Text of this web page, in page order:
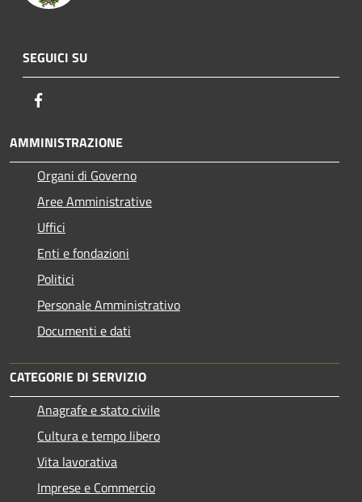
SEGUICI SU
AMMINISTRAZIONE
Organi di Governo
Aree Amministrative
Uffici
Enti e fondazioni
Politici
Personale Amministrativo
Documenti e dati
CATEGORIE DI SERVIZIO
Anagrafe e stato civile
Cultura e tempo libero
Vita lavorativa
Imprese e Commercio